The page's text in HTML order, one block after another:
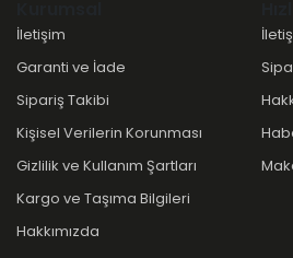
İletişim
Garanti ve İade
Sipariş Takibi
Kişisel Verilerin Korunması
Gizlilik ve Kullanım Şartları
Kargo ve Taşıma Bilgileri
Hakkımızda